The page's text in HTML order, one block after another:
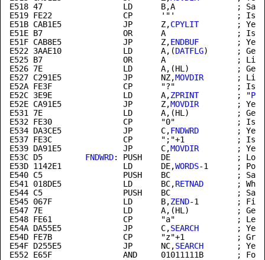
E518 47                 LD      B,A             ; Save
E519 FE22               CP      '"'             ; Is it
E51B CAB1E5             JP      Z,CPYLIT
; Yes
E51E B7                 OR      A               ; Is it
E51F CAB8E5             JP      Z,ENDBUF
; Yes
E522 3AAE10             LD      A,(DATFLG)      ; Get
E525 B7                 OR      A               ;
E526 7E                 LD      A,(HL)          ; Get
E527 C291E5             JP      NZ,MOVDIR
;
E52A FE3F               CP      "?"             ; Is
E52C 3E9E               LD      A,ZPRINT
        ; "
E52E CA91E5             JP      Z,MOVDIR
; Yes
E531 7E                 LD      A,(HL)          ; Get
E532 FE30               CP      "0"             ; Is it
E534 DA3CE5             JP      C,FNDWRD
; Yes
E537 FE3C               CP      ";"+1           ; Is it
E539 DA91E5             JP      C,MOVDIR
E53C D5 FNDWRD: PUSH    DE              ; Look
E53D 1142E1             LD      DE,WORDS-1      ;
E540 C5                 PUSH    BC              ; Save
E541 018DE5             LD      BC,RETNAD
;
E544 C5                 PUSH    BC              ; Save
E545 067F               LD      B,ZEND-1        ; First
E547 7E                 LD      A,(HL)          ; Get
E548 FE61               CP      "a"             ; Less
E54A DA55E5             JP      C,SEARCH
; Yes
E54D FE7B               CP      "z"+1           ;
E54F D255E5             JP      NC,SEARCH
; Yes
E552 E65F               AND     01011111B       ;